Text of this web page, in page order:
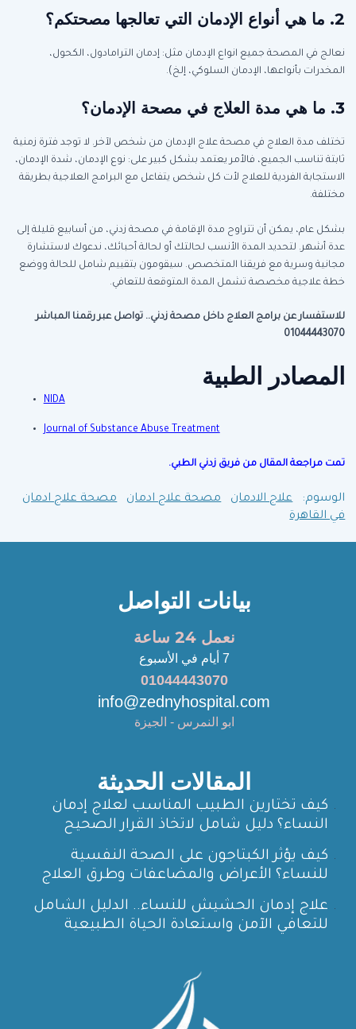
2. ما هي أنواع الإدمان التي تعالجها مصحتكم؟
نعالج في المصحة جميع انواع الإدمان مثل: إدمان الترامادول، الكحول،
المخدرات بأنواعها، الإدمان السلوكي، إلخ).
3. ما هي مدة العلاج في مصحة الإدمان؟
تختلف مدة العلاج في مصحة علاج الإدمان من شخص لآخر. لا توجد فترة زمنية
ثابتة تناسب الجميع، فالأمر يعتمد بشكل كبير على: نوع الإدمان، شدة الإدمان،
الاستجابة الفردية للعلاج لأت كل شخص يتفاعل مع البرامج العلاجية بطريقة
مختلفة.
بشكل عام، يمكن أن تتراوح مدة الإقامة في مصحة زدني، من أسابيع قليلة إلى
عدة أشهر. لتحديد المدة الأنسب لحالتك أو لحالة أحبائك، ندعوك لاستشارة
مجانية وسرية مع فريقنا المتخصص. سيقومون بتقييم شامل للحالة ووضع
خطة علاجية مخصصة تشمل المدة المتوقعة للتعافي.
للاستفسار عن برامج العلاج داخل مصحة زدني.. تواصل عبر رقمنا المباشر
01044443070
المصادر الطبية
NIDA
Journal of Substance Abuse Treatment
تمت مراجعة المقال من فريق زدني الطبي.
الوسوم: علاج الادمان مصحة علاج ادمان
مصحة علاج ادمان
في القاهرة
بيانات التواصل
نعمل 24 ساعة
7 أيام في الأسبوع
01044443070
info@zednyhospital.com
ابو النمرس - الجيزة
المقالات الحديثة
كيف تختارين الطبيب المناسب لعلاج إدمان
النساء؟ دليل شامل لاتخاذ القرار الصحيح
كيف يؤثر الكبتاجون على الصحة النفسية
للنساء؟ الأعراض والمضاعفات وطرق العلاج
علاج إدمان الحشيش للنساء.. الدليل الشامل
للتعافي الآمن واستعادة الحياة الطبيعية